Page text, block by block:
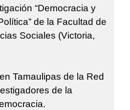
“Democracia y
de la Facultad de
Sociales (Victoria,
Tamaulipas de la Red
de la